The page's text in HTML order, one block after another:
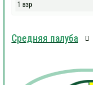
1 взр
Средняя палуба